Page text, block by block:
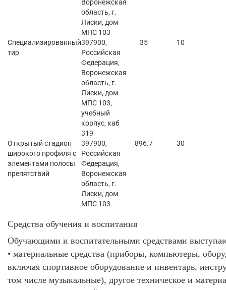
Воронежская
область, г.
Лиски, дом
МПС 103
Специализированный
тир
397900,
Российская
Федерация,
Воронежская
область, г.
Лиски, дом
МПС 103,
учебный
корпус, каб
319
35 10
Открытый стадион
широкого профиля с
элементами полосы
препятствий
397900,
Российская
Федерация,
Воронежская
область, г.
Лиски, дом
МПС 103
896.7 30
Средства обучения и воспитания
Обучающими и воспитательными средствами
• материальные средства (приборы, компьютеры,
включая спортивное оборудование и инвентарь,
том числе музыкальные), другое техническое и